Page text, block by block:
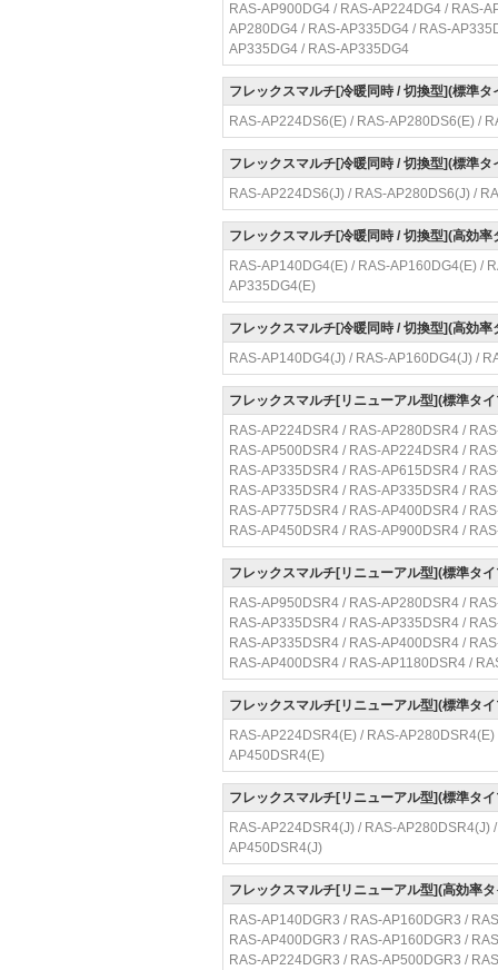
RAS-AP900DG4 / RAS-AP224DG4 / RAS-
AP280DG4 / RAS-AP335DG4 / RAS-
AP335DG4 / RAS-AP335DG4
フレックスマルチ[冷暖同時 / 切換型](標準タ
RAS-AP224DS6(E) / RAS-AP280DS6(E) /
フレックスマルチ[冷暖同時 / 切換型](標準タ
RAS-AP224DS6(J) / RAS-AP280DS6(J) /
フレックスマルチ[冷暖同時 / 切換型](高効率
RAS-AP140DG4(E) / RAS-AP160DG4(E) /
AP335DG4(E)
フレックスマルチ[冷暖同時 / 切換型](高効率
RAS-AP140DG4(J) / RAS-AP160DG4(J) /
フレックスマルチ[リニューアル型](標準タ
RAS-AP224DSR4 / RAS-AP280DSR4 /
RAS-AP500DSR4 / RAS-AP224DSR4 /
RAS-AP335DSR4 / RAS-AP615DSR4 /
RAS-AP335DSR4 / RAS-AP335DSR4 /
RAS-AP775DSR4 / RAS-AP400DSR4 /
RAS-AP450DSR4 / RAS-AP900DSR4 /
フレックスマルチ[リニューアル型](標準タ
RAS-AP950DSR4 / RAS-AP280DSR4 /
RAS-AP335DSR4 / RAS-AP335DSR4 /
RAS-AP335DSR4 / RAS-AP400DSR4 /
RAS-AP400DSR4 / RAS-AP1180DSR4 /
フレックスマルチ[リニューアル型](標準タ
RAS-AP224DSR4(E) / RAS-
AP450DSR4(E)
フレックスマルチ[リニューアル型](標準タ
RAS-AP224DSR4(J) / RAS-
AP450DSR4(J)
フレックスマルチ[リニューアル型](高効率
RAS-AP140DGR3 / RAS-AP160DGR3 /
RAS-AP400DGR3 / RAS-AP160DGR3 /
RAS-AP224DGR3 / RAS-AP500DGR3 /